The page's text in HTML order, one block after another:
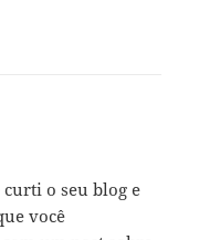
curti o seu blog e
você